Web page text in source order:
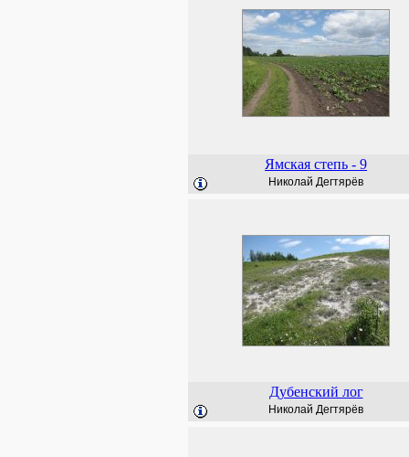
Ямская степь - 9
Николай Дегтярёв
Дубенский лог
Николай Дегтярёв